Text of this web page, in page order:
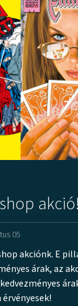
akció!
05
akciónk. E
árak, az